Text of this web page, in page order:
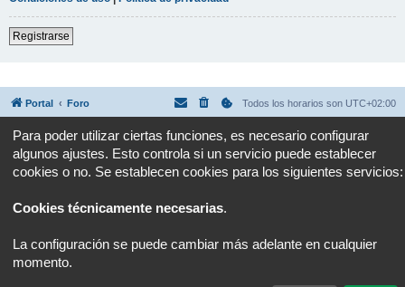
Registrarse
Portal Foro Todos los horarios son UTC+02:00
Desarrollado porphpBB® Forum Software © phpBB Limited
Traducción al español porphpBB España
Privacidad|Condiciones
Para poder utilizar ciertas funciones, es necesario configurar
algunos ajustes. Esto controla si un servicio puede establecer
cookies o no. Se establecen cookies para los siguientes servicios:
Cookies técnicamente necesarias.
La configuración se puede cambiar más adelante en cualquier
momento.